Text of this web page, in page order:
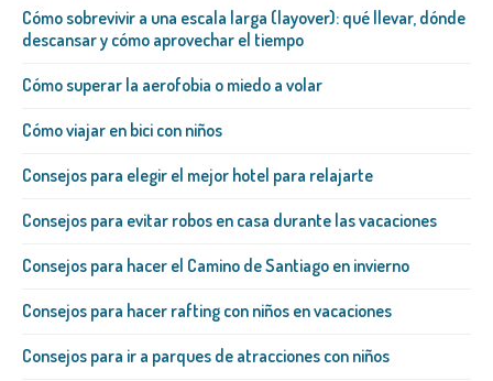
Cómo sobrevivir a una escala larga (layover): qué llevar, dónde
descansar y cómo aprovechar el tiempo
Cómo superar la aerofobia o miedo a volar
Cómo viajar en bici con niños
Consejos para elegir el mejor hotel para relajarte
Consejos para evitar robos en casa durante las vacaciones
Consejos para hacer el Camino de Santiago en invierno
Consejos para hacer rafting con niños en vacaciones
Consejos para ir a parques de atracciones con niños